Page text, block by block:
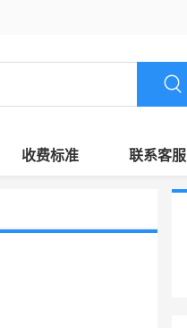
收费标准 联系客服